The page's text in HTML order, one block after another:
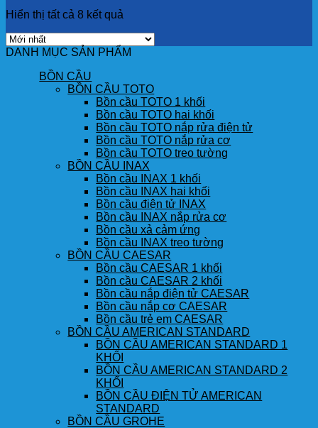
Hiển thị tất cả 8 kết quả
DANH MỤC SẢN PHẨM
BỒN CẦU
BỒN CẦU TOTO
Bồn cầu TOTO 1 khối
Bồn cầu TOTO hai khối
Bồn cầu TOTO nắp rửa điện tử
Bồn cầu TOTO nắp rửa cơ
Bồn cầu TOTO treo tường
BỒN CẦU INAX
Bồn cầu INAX 1 khối
Bồn cầu INAX hai khối
Bồn cầu điện tử INAX
Bồn cầu INAX nắp rửa cơ
Bồn cầu xả cảm ứng
Bồn cầu INAX treo tường
BỒN CẦU CAESAR
Bồn cầu CAESAR 1 khối
Bồn cầu CAESAR 2 khối
Bồn cầu nắp điện tử CAESAR
Bồn cầu nắp cơ CAESAR
Bồn cầu trẻ em CAESAR
BỒN CẦU AMERICAN STANDARD
BỒN CẦU AMERICAN STANDARD 1
KHỐI
BỒN CẦU AMERICAN STANDARD 2
KHỐI
BỒN CẦU ĐIỆN TỬ AMERICAN
STANDARD
BỒN CẦU GROHE